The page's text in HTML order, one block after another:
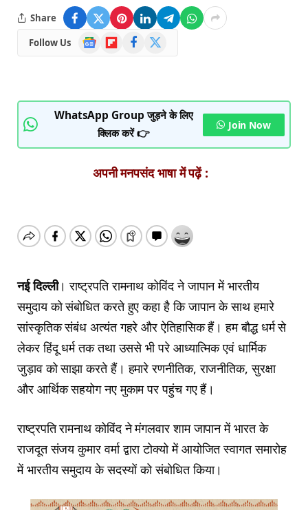
Share
Follow Us
Google
News
FlipboardFacebook
WhatsApp Group जुड़ने के लिए
क्लिक करें 👉
Join Now
अपनी मनपसंद भाषा में पढ़ें :
नई दिल्ली। राष्ट्रपति रामनाथ कोविंद ने जापान में भारतीय
समुदाय को संबोधित करते हुए कहा है कि जापान के साथ हमारे
सांस्‍कृतिक संबंध अत्‍यंत गहरे और ऐतिहासिक हैं। हम बौद्ध धर्म से
लेकर हिंदू धर्म तक तथा उससे भी परे आध्‍यात्मिक एवं धार्मिक
जुड़ाव को साझा करते हैं। हमारे रणनीतिक, राजनी‍तिक, सुरक्षा
और आर्थिक सहयोग नए मुकाम पर पहुंच गए हैं।
राष्ट्रपति रामनाथ कोविंद ने मंगलवार शाम जापान में भारत के
राजदूत संजय कुमार वर्मा द्वारा टोक्‍यो में आयोजित स्‍वागत समारोह
में भारतीय समुदाय के सदस्‍यों को संबोधित किया।